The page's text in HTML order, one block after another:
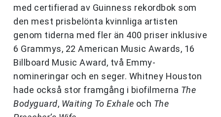
med certifierad av Guinness rekordbok som
den mest prisbelönta kvinnliga artisten
genom tiderna med fler än 400 priser inklusive
6 Grammys, 22 American Music Awards, 16
Billboard Music Award, två Emmy-
nomineringar och en seger. Whitney Houston
hade också stor framgång i biofilmerna The
Bodyguard, Waiting To Exhale och The